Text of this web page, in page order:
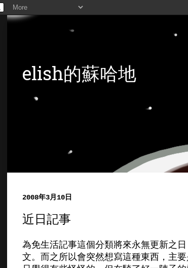
elish的蘇哈地
2008年3月10日
近日記事
為免生活記事這個分類將來永無更新之
文。而之所以會突然想寫這種東西，主